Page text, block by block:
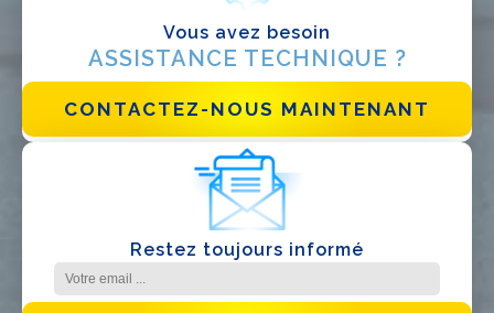
Vous avez besoin
ASSISTANCE TECHNIQUE ?
CONTACTEZ-NOUS MAINTENANT
Restez toujours informé
politique de confidentialité*